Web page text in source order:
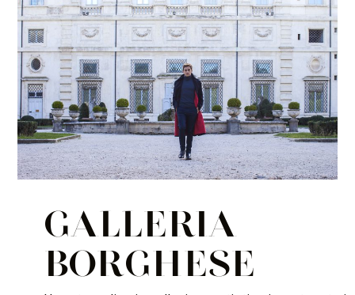
GALLERIA
BORGHESE